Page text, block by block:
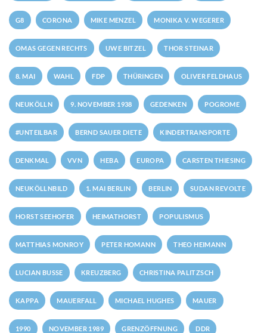
G8 CORONA MIKE MENZEL MONIKA V. WEGERER
OMAS GEGEN RECHTS UWE BITZEL THOR STEINAR
8. MAI WAHL FDP THÜRINGEN OLIVER FELDHAUS
NEUKÖLLN 9. NOVEMBER 1938 GEDENKEN POGROME
#UNTEILBAR BERND SAUER DIETE KINDERTRANSPORTE
DENKMAL VVN HEBA EUROPA CARSTEN THIESING
NEUKÖLLNBILD 1. MAI BERLIN BERLIN SUDAN REVOLTE
HORST SEEHOFER HEIMATHORST POPULISMUS
MATTHIAS MONROY PETER HOMANN THEO HEIMANN
LUCIAN BUSSE KREUZBERG CHRISTINA PALITZSCH
KAPPA MAUERFALL MICHAEL HUGHES MAUER
1990 NOVEMBER 1989 GRENZÖFFNUNG DDR